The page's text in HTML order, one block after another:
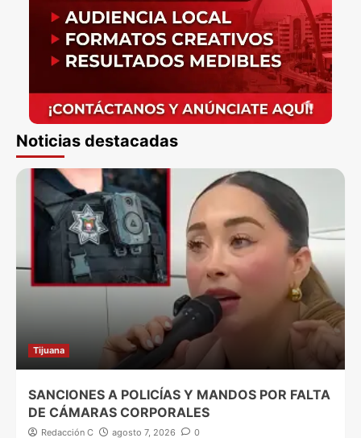
Noticias destacadas
Tijuana
SANCIONES A POLICÍAS Y MANDOS POR FALTA
DE CÁMARAS CORPORALES
Redacción C agosto 7, 2026 0